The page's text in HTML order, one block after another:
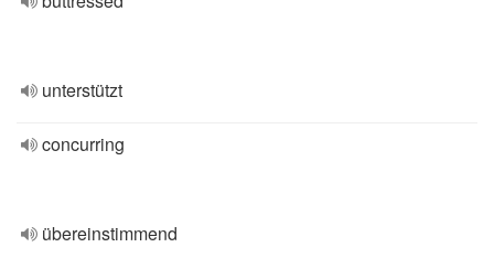
unterstützt
concurring
übereinstimmend